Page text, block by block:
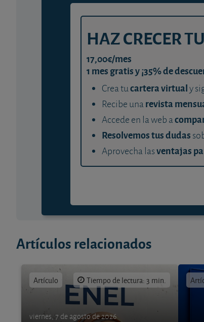
HAZ CRECER
17,00€/mes
1 mes gratis y ¡35% de
Crea tucartera virtualy
Recibe unarevista
Accede en la web a
Resolvemos tus dudas
Aprovecha lasventajas
Artículos relacionados
Artículo Tiempo de lectura: 3 min.
viernes, 7 de agosto de 2026